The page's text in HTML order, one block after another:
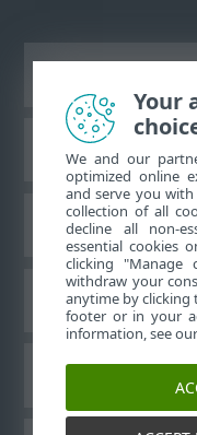
Base de
Your
We and our
optimized online
and serve you
collection of all
decline all non-
essential cookies
clicking
withdraw your
anytime by clicking
footer or in your
information, see our